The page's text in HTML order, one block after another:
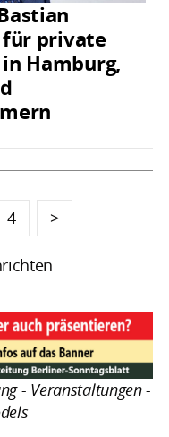
für private
Hamburg,
4 >
- Veranstaltungen -